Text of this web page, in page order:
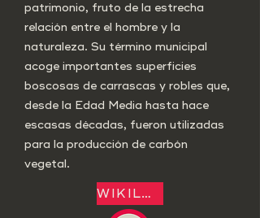
patrimonio, fruto de la estrecha
relación entre el hombre y la
naturaleza. Su término municipal
acoge importantes superficies
boscosas de carrascas y robles que,
desde la Edad Media hasta hace
escasas décadas, fueron utilizadas
para la producción de carbón
vegetal.
WIKILOC